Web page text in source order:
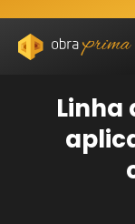
Linha